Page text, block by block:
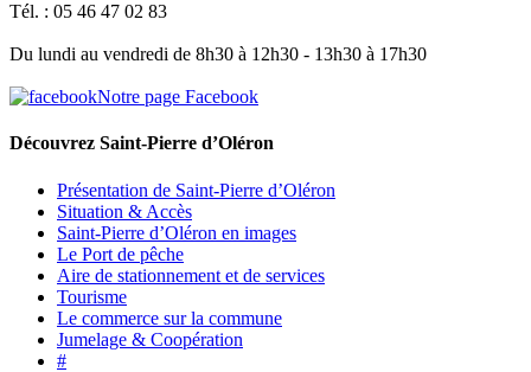
Tél. : 05 46 47 02 83
Du lundi au vendredi de 8h30 à 12h30 - 13h30 à 17h30
Notre page Facebook
Découvrez Saint-Pierre d’Oléron
Présentation de Saint-Pierre d’Oléron
Situation & Accès
Saint-Pierre d’Oléron en images
Le Port de pêche
Aire de stationnement et de services
Tourisme
Le commerce sur la commune
Jumelage & Coopération
#